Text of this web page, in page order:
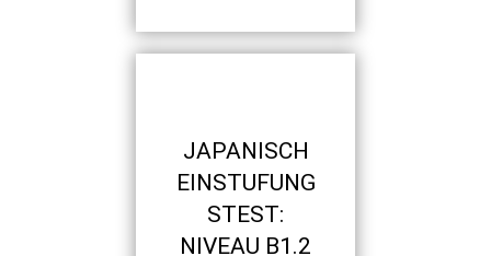
JAPANISCH
EINSTUFUNG
STEST:
NIVEAU B1.2